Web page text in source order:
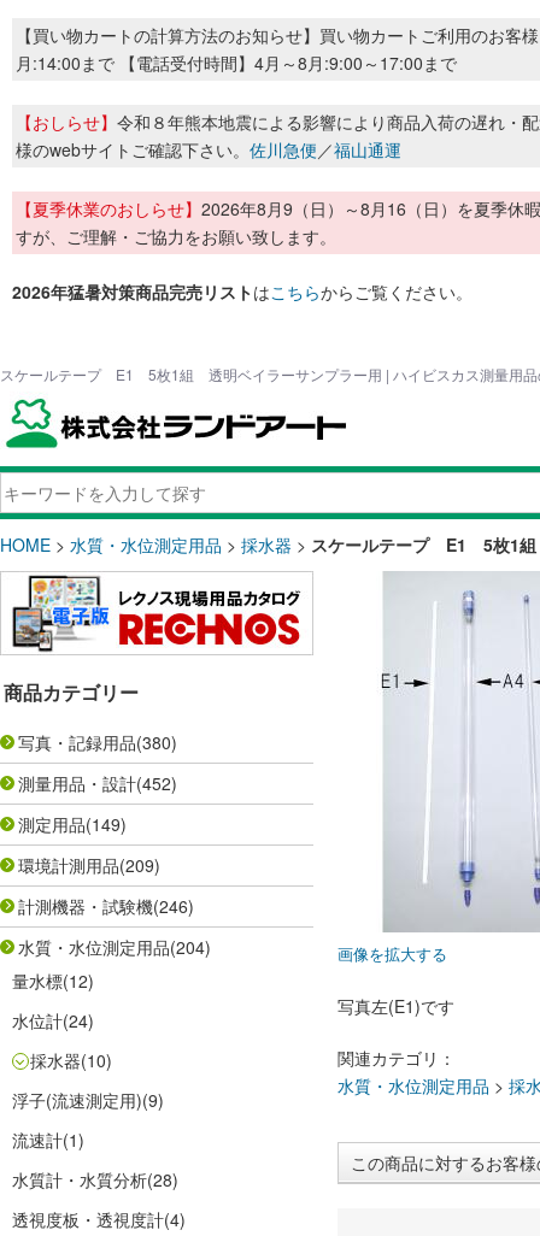
【買い物カートの計算方法のお知らせ】買い物カートご利用のお客
月:14:00まで 【電話受付時間】4月～8月:9:00～17:00まで
【おしらせ】 令和８年熊本地震による影響により商品入荷の遅れ・
様のwebサイトご確認下さい。 佐川急便／福山通運
【夏季休業のおしらせ】 2026年8月9（日）～8月16（日）を夏季休
すが、ご理解・ご協力をお願い致します。
2026年猛暑対策商品完売リストはこちらからご覧ください。
スケールテープ E1 5枚1組 透明ベイラーサンプラー用 | ハイビスカス測量用品
HOME > 水質・水位測定用品 > 採水器 > スケールテープ E1 5枚1組
商品カテゴリー
写真・記録用品(380)
測量用品・設計(452)
測定用品(149)
環境計測用品(209)
計測機器・試験機(246)
水質・水位測定用品(204)
量水標(12)
水位計(24)
採水器(10)
浮子(流速測定用)(9)
流速計(1)
水質計・水質分析(28)
透視度板・透視度計(4)
画像を拡大する
写真左(E1)です
関連カテゴリ：
水質・水位測定用品 > 採
この商品に対するお客